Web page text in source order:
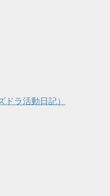
ラ活動日記）